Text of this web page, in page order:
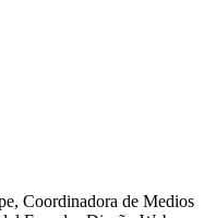
Coordinadora de Medios